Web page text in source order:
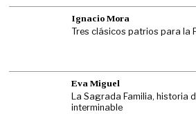
Ignacio Mora
Tres clásicos patrios para la
Eva Miguel
La Sagrada Familia, historia
interminable